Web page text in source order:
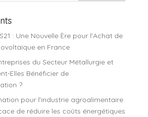
: Une Nouvelle Ère pour l’Achat de
en France
du Secteur Métallurgie et
Elles Bénéficier de
?
pour l’industrie agroalimentaire
de réduire les coûts énergétiques